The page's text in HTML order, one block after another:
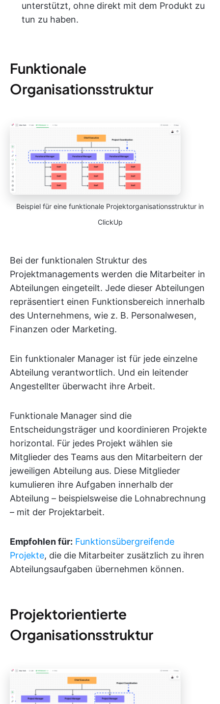
unterstützt, ohne direkt mit dem Produkt zu
tun zu haben.
Funktionale
Organisationsstruktur
Beispiel für eine funktionale Projektorganisationsstruktur in
ClickUp
Bei der funktionalen Struktur des
Projektmanagements werden die Mitarbeiter in
Abteilungen eingeteilt. Jede dieser Abteilungen
repräsentiert einen Funktionsbereich innerhalb
des Unternehmens, wie z. B. Personalwesen,
Finanzen oder Marketing.
Ein funktionaler Manager ist für jede einzelne
Abteilung verantwortlich. Und ein leitender
Angestellter überwacht ihre Arbeit.
Funktionale Manager sind die
Entscheidungsträger und koordinieren Projekte
horizontal. Für jedes Projekt wählen sie
Mitglieder des Teams aus den Mitarbeitern der
jeweiligen Abteilung aus. Diese Mitglieder
kumulieren ihre Aufgaben innerhalb der
Abteilung – beispielsweise die Lohnabrechnung
– mit der Projektarbeit.
Empfohlen für: Funktionsübergreifende
Projekte, die die Mitarbeiter zusätzlich zu ihren
Abteilungsaufgaben übernehmen können.
Projektorientierte
Organisationsstruktur